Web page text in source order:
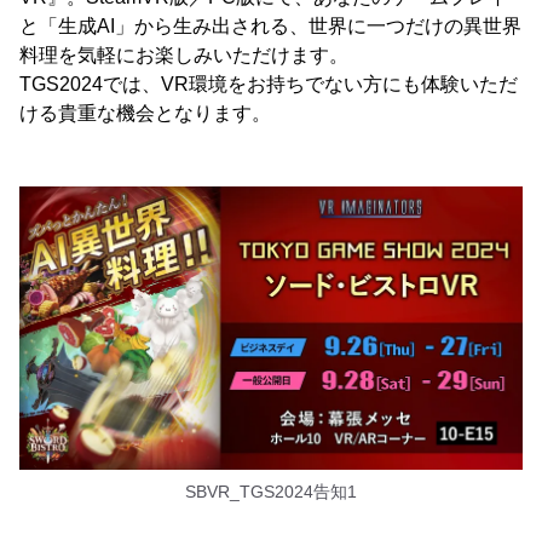
と「生成AI」から生み出される、世界に一つだけの異世界
料理を気軽にお楽しみいただけます。
TGS2024では、VR環境をお持ちでない方にも体験いただ
ける貴重な機会となります。
SBVR_TGS2024告知1